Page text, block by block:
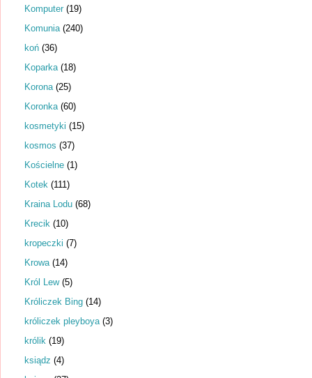
Komputer (19)
Komunia (240)
koń (36)
Koparka (18)
Korona (25)
Koronka (60)
kosmetyki (15)
kosmos (37)
Kościelne (1)
Kotek (111)
Kraina Lodu (68)
Krecik (10)
kropeczki (7)
Krowa (14)
Król Lew (5)
Króliczek Bing (14)
króliczek pleyboya (3)
królik (19)
ksiądz (4)